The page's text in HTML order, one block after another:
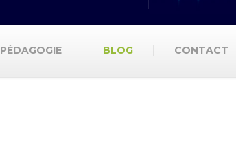
PÉDAGOGIE BLOG CONTACT